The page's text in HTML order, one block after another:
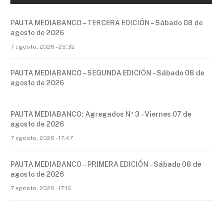
PAUTA MEDIABANCO – TERCERA EDICIÓN – Sábado 08 de
agosto de 2026
7 agosto, 2026 - 23:32
PAUTA MEDIABANCO – SEGUNDA EDICIÓN – Sábado 08 de
agosto de 2026
PAUTA MEDIABANCO: Agregados Nº 3 – Viernes 07 de
agosto de 2026
7 agosto, 2026 - 17:47
PAUTA MEDIABANCO – PRIMERA EDICIÓN – Sábado 08 de
agosto de 2026
7 agosto, 2026 - 17:16